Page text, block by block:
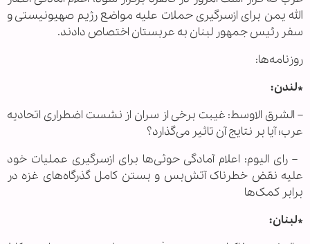
الله یمن برای ازسرگیری حملات علیه مواضع رژیم صهیونیستی و
سفر رئیس جمهور لبنان به عربستان اختصاص دادند.
روزنامه‌ها:
*لندن:
– الشرق الاوسط: غیبت برخی از سران از نشست اضطراری اتحادیه
عرب؛ آیا بر نتایج آن تاثیر می‌گذارد؟
– رای الیوم: اعلام آمادگی حوثی‌ها برای ازسرگیری عملیات خود
علیه نقض خطرناک آتش‌بس و بستن کامل گذرگاه‌های غزه در
برابر کمک‌ها
*لبنان: